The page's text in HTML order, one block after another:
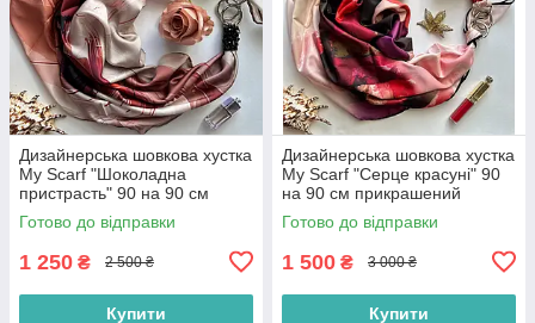
Дизайнерська шовкова хустка
My Scarf "Шоколадна
пристрасть" 90 на 90 см
прикрашений натуральним
агатом
Готово до відправки
1 250 ₴ 2 500 ₴
Купити
Дизайнерська шовкова хустка
My Scarf "Серце красуні" 90
на 90 см прикрашений
натуральним коралом
Готово до відправки
1 500 ₴ 3 000 ₴
Купити